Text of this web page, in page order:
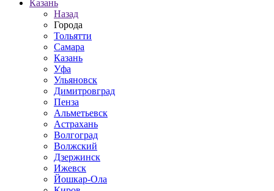
Казань
Назад
Города
Тольятти
Самара
Казань
Уфа
Ульяновск
Димитровград
Пенза
Альметьевск
Астрахань
Волгоград
Волжский
Дзержинск
Ижевск
Йошкар-Ола